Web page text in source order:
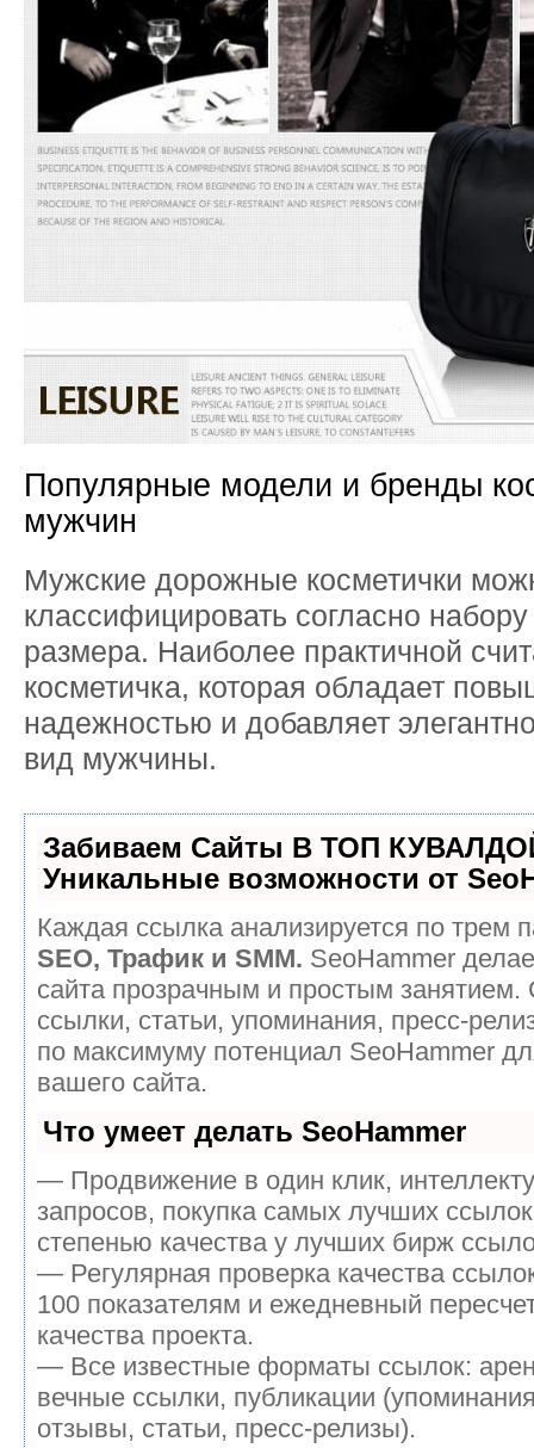
Популярные модели и бренды
мужчин
Мужские дорожные косметички
классифицировать согласно
размера. Наиболее практичной
косметичка, которая обладает
надежностью и добавляет
вид мужчины.
Забиваем Сайты В ТОП
Уникальные возможности от
Каждая ссылка анализируется по трем
SEO, Трафик и SMM. SeoHammer
сайта прозрачным и простым
ссылки, статьи, упоминания, пресс-
по максимуму потенциал SeoHammer
вашего сайта.
Что умеет делать SeoHammer
— Продвижение в один клик,
запросов, покупка самых лучших
степенью качества у лучших бирж
— Регулярная проверка качества
100 показателям и ежедневный
качества проекта.
— Все известные форматы ссылок:
вечные ссылки, публикации
отзывы, статьи, пресс-релизы).